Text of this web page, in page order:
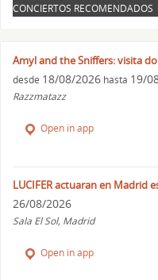
CONCIERTOS RECOMENDADOS
Amyl and the Sniffers: visita
desde 18/08/2026 hasta 19/
Razzmatazz
Open in app
LUCIFER actuaran en Madrid
26/08/2026
Sala El Sol, Madrid
Open in app